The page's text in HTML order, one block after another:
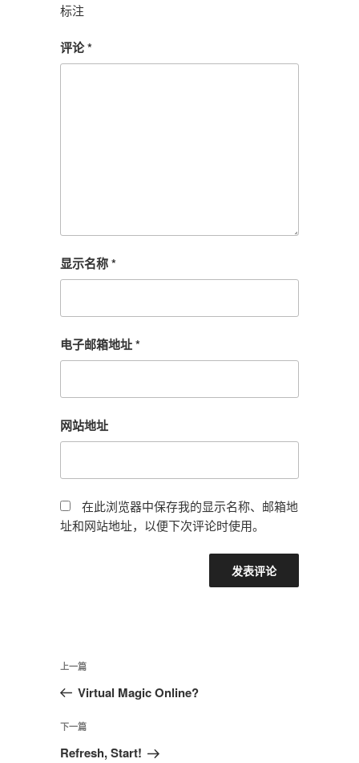
标注
评论*
显示名称*
电子邮箱地址*
网站地址
在此浏览器中保存我的显示名称、邮箱地
址和网站地址，以便下次评论时使用。
文
导
航
上
一
文
章
上一篇
Virtual Magic Online?
下
一
下一篇
Refresh, Start!